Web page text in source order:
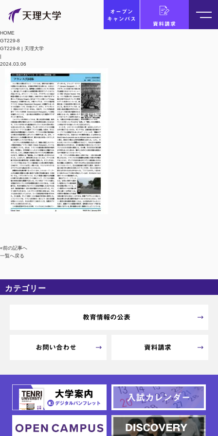
オープン
キャンパス
資料請求
HOME
GT229-8
GT229-8 | 天理大学
|
2024.03.06
«前の記事へ
一覧へ戻る
カテゴリー
教育情報の公表
お問い合わせ 資料請求